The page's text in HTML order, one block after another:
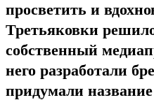
просветить и
Третьяковки
собственный
него разработали
придумали